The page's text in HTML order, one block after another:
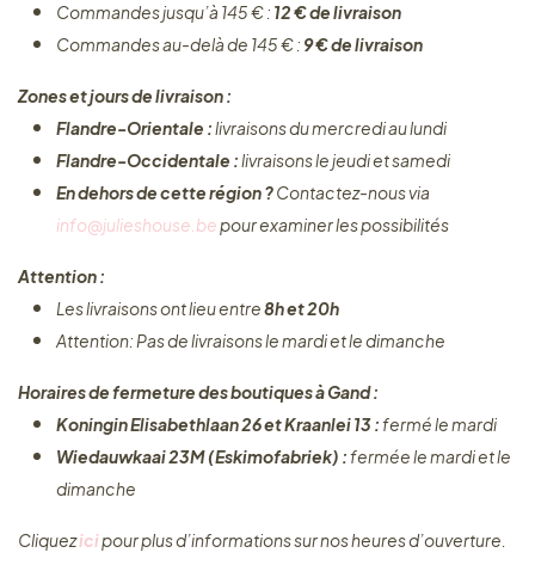
Commandes jusqu’à 145 € : 12 € de livraison
Commandes au-delà de 145 € : 9 € de livraison
Zones et jours de livraison :
Flandre-Orientale :livraisons du mercredi au lundi
Flandre-Occidentale :livraisons le jeudi et samedi
En dehors de cette région ?Contactez-nous via
info@julieshouse.bepour examiner les possibilités
Attention :
Les livraisons ont lieu entre8h et 20h
Attention: Pas de livraisons le mardi et le dimanche
Horaires de fermeture des boutiques à Gand :
Koningin Elisabethlaan 26 et Kraanlei 13 :fermé le mardi
Wiedauwkaai 23M (Eskimofabriek) :fermée le mardi et le
dimanche
Cliquez ​icipour plus d’informations sur nos heures d’ouverture.